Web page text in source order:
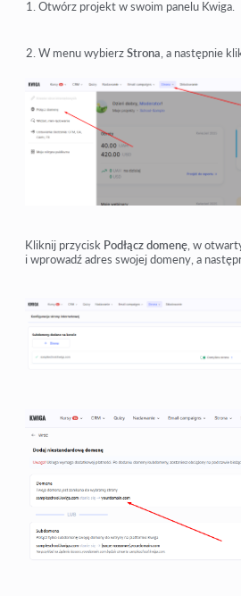
Otwórz projekt w swoim panelu Kwiga.
W menu wybierzStrona , a następnie
Kliknij przycisk Podłącz domenę , w
i wprowadź adres swojej domeny, a